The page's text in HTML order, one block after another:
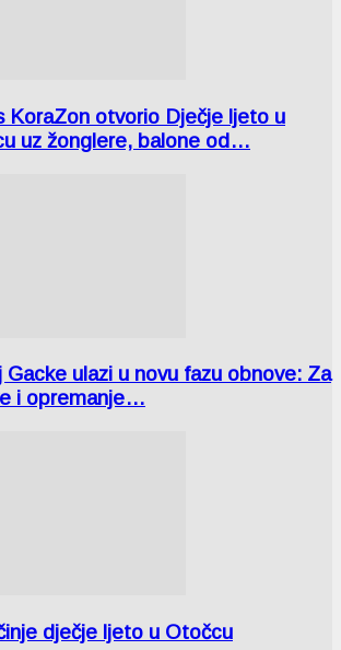
KoraZon otvorio Dječje ljeto u
uz žonglere, balone od…
Gacke ulazi u novu fazu obnove: Za
i opremanje…
dječje ljeto u Otočcu